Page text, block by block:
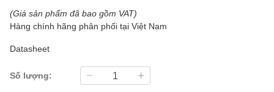
(Giá sản phẩm đã bao gồm VAT)
Hàng chính hãng phân phối tại Việt Nam
Datasheet
Số lượng: